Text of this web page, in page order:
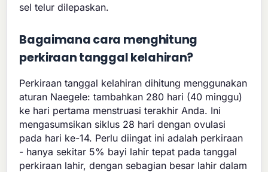
sel telur dilepaskan.
Bagaimana cara menghitung
perkiraan tanggal kelahiran?
Perkiraan tanggal kelahiran dihitung menggunakan
aturan Naegele: tambahkan 280 hari (40 minggu)
ke hari pertama menstruasi terakhir Anda. Ini
mengasumsikan siklus 28 hari dengan ovulasi
pada hari ke-14. Perlu diingat ini adalah perkiraan
- hanya sekitar 5% bayi lahir tepat pada tanggal
perkiraan lahir, dengan sebagian besar lahir dalam